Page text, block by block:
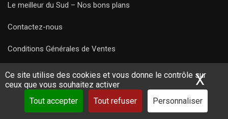
Ce site utilise des cookies et vous donne le contrôle sur
ceux que vous souhaitez activer
Tout accepter
Tout refuser Personnaliser
X
Le meilleur du Sud – Nos bons plans
Contactez-nous
Conditions Générales de Ventes
Mentions Légales et CGU
Politique de confidentialité